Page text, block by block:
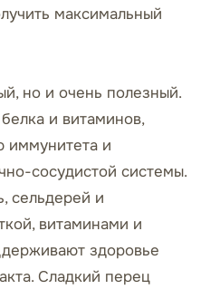
максимальный
но и очень полезный.
и витаминов,
иммунитета и
сосудистой системы.
сельдерей и
витаминами и
здоровье
Сладкий перец